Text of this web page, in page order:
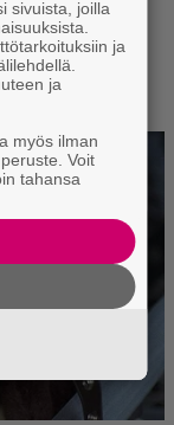
sivuista, joilla
ja
ja
myös ilman
Voit
tahansa